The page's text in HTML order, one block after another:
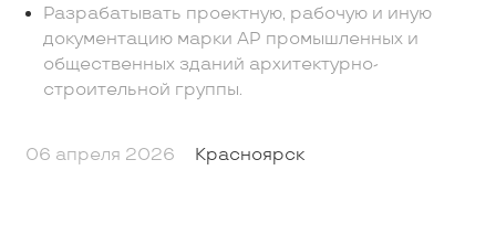
Разрабатывать проектную, рабочую и иную
документацию марки АР промышленных и
общественных зданий архитектурно-
строительной группы.
06 апреля 2026 Красноярск